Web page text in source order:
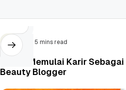
Tips 5 mins read
8 Tips Memulai Karir Sebagai
Beauty Blogger